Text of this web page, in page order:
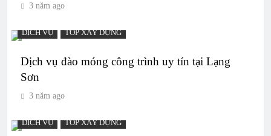
3 năm ago
DỊCH VỤ TOP XÂY DỰNG
Dịch vụ đào móng công trình uy tín tại Lạng
Sơn
3 năm ago
DỊCH VỤ TOP XÂY DỰNG